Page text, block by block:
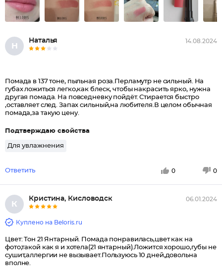
Н
Наталья 14.08.2024
Помада в 137 тоне, пыльная роза.Перламутр не сильный. На
губах ложиться легко,как блеск, чтобы накрасить ярко, нужна
другая помада. На повседневку пойдёт. Стирается быстро
,оставляет след. Запах сильный,на любителя.В целом обычная
помада,за такую цену.
Подтверждаю свойства
Для увлажнения
Ответить 0 0
К
Кристина, Кисловодск 06.01.2024
Куплено на Beloris.ru
Цвет: Тон 21 Янтарный. Помада понравилась,цвет как на
фото,такой как я и хотела(21 янтарный).Ложится хорошо,губы не
сушит,аллергии не вызывает.Пользуюсь 10 дней,довольна
вполне.